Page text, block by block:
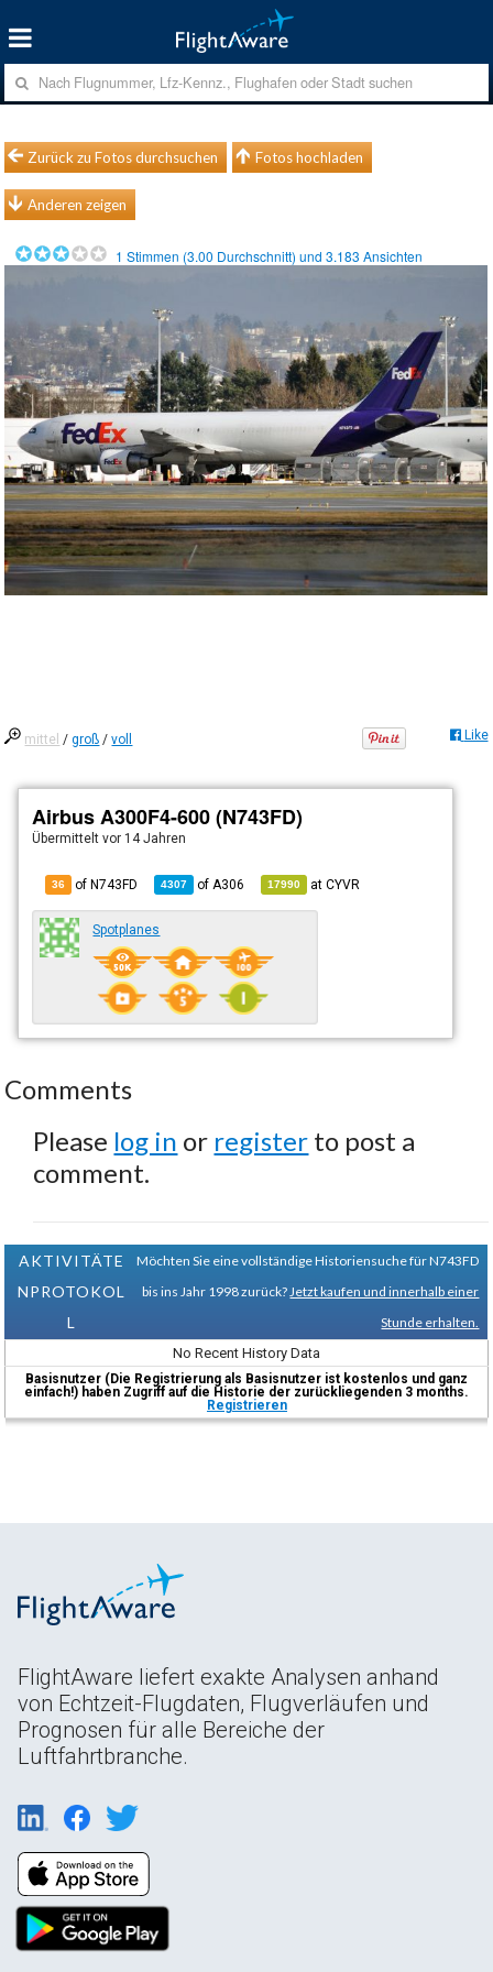
Zurück zu Fotos durchsuchen Fotos hochladen
Anderen zeigen
1 Stimmen (3.00 Durchschnitt) und3.183 Ansichten
mittel /groß /voll Like
Airbus A300F4-600 (N743FD)
Übermitteltvor 14 Jahren
36 of N743FD 4307 of A306 17990 atCYVR
Spotplanes
Comments
Please log in or register to post a
comment.
AKTIVITÄTE
NPROTOKOL
L
Möchten Sie eine vollständige Historiensuche für N743FD
bis ins Jahr 1998 zurück? Jetzt kaufen und innerhalb einer
Stunde erhalten.
No Recent History Data
Basisnutzer (Die Registrierung als Basisnutzer ist kostenlos und ganz
einfach!) haben Zugriff auf die Historie der zurückliegenden 3 months.
Registrieren
FlightAware liefert exakte Analysen anhand
von Echtzeit-Flugdaten, Flugverläufen und
Prognosen für alle Bereiche der
Luftfahrtbranche.